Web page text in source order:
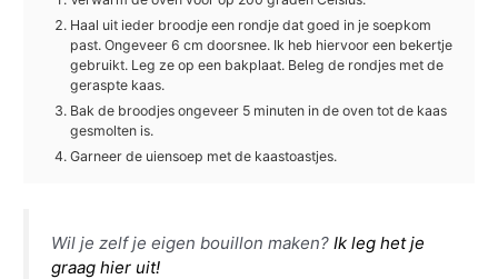
Haal uit ieder broodje een rondje dat goed in je soepkom
past. Ongeveer 6 cm doorsnee. Ik heb hiervoor een bekertje
gebruikt. Leg ze op een bakplaat. Beleg de rondjes met de
geraspte kaas.
Bak de broodjes ongeveer 5 minuten in de oven tot de kaas
gesmolten is.
Garneer de uiensoep met de kaastoastjes.
Wil je zelf je eigen bouillon maken?Ik leg het je
graag hier uit!